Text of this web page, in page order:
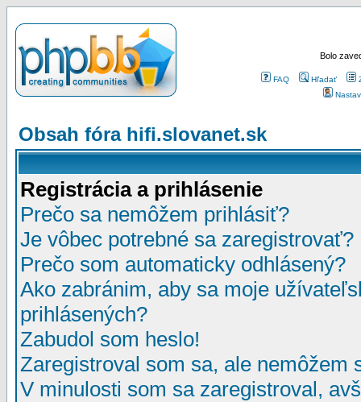
Bolo
FAQ Hľadať
Obsah fóra hifi.slovanet.sk
Registrácia a prihlásenie
Prečo sa nemôžem prihlásiť?
Je vôbec potrebné sa zaregistrovať?
Prečo som automaticky odhlásený?
Ako zabránim, aby sa moje
prihlásených?
Zabudol som heslo!
Zaregistroval som sa, ale nemôžem
V minulosti som sa zaregistroval,